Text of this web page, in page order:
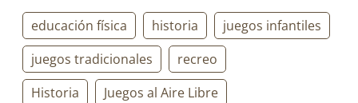
educación física historia
juegos infantiles
juegos tradicionales
recreo
Historia
Juegos al Aire Libre